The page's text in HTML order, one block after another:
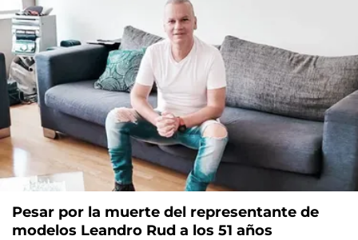
Pesar por la muerte del representante de
modelos Leandro Rud a los 51 años